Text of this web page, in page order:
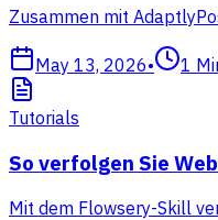
Zusammen mit
May 13, 2026• 1
Tutorials
So verfolgen Sie
Mit dem Flowsery-Skill